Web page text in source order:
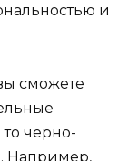
и
сможете
черно-
Например,